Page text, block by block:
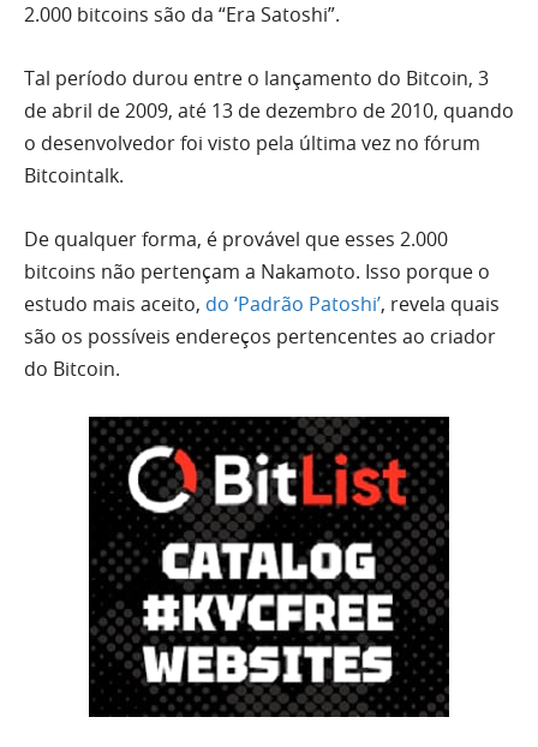
2.000 bitcoins são da “Era Satoshi”.
Tal período durou entre o lançamento do Bitcoin, 3
de abril de 2009, até 13 de dezembro de 2010, quando
o desenvolvedor foi visto pela última vez no fórum
Bitcointalk.
De qualquer forma, é provável que esses 2.000
bitcoins não pertençam a Nakamoto. Isso porque o
estudo mais aceito, do ‘Padrão Patoshi’, revela quais
são os possíveis endereços pertencentes ao criador
do Bitcoin.